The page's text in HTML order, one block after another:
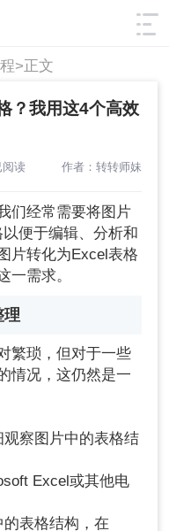
筛选
>正文
？我用这4个高效
阅读 作者：转转师妹
们经常需要将图片
便于编辑、分析和
片转化为Excel表格
一需求。
理
繁琐，但对于一些
情况，这仍然是一
察图片中的表格结
Excel或其他电
表格结构，在